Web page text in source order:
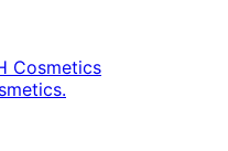
Cosmetics